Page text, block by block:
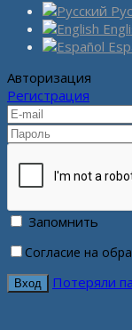
Авторизация
Регистрация
Запомнить
Согласие на
Потеряли